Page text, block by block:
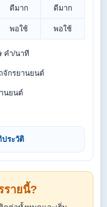
ดีมาก ดีมาก
พอใช้ พอใช้
คำ/นาที
จักรยานยนต์
นยนต์
ประวัติ
รายนี้?